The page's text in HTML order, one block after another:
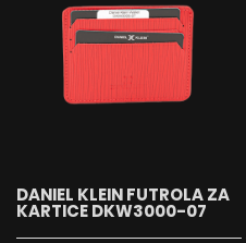
DANIEL KLEIN FUTROLA ZA
KARTICE DKW3000-07